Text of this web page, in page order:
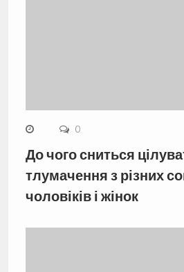
0
До чого сниться
тлумачення з різних
чоловіків і жінок